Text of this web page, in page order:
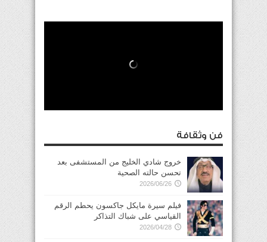
فن وثقافة
خروج شادي الخليج من المستشفى بعد
تحسن حالته الصحية
2026/06/26
فيلم سيرة مايكل جاكسون يحطم الرقم
القياسي على شباك التذاكر
2026/04/28